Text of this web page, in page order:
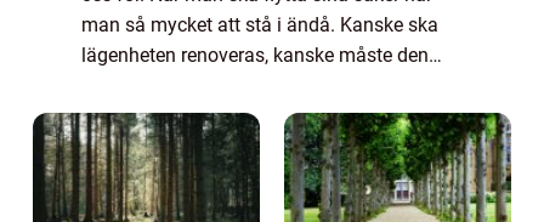
man så mycket att stå i ändå. Kanske ska
lägenheten renoveras, kanske måste den
eller så måste du flytta till en mindre ...